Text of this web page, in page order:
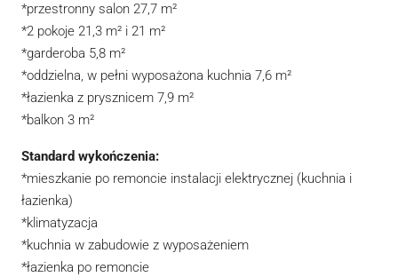
*przestronny salon 27,7 m²
*2 pokoje 21,3 m² i 21 m²
*garderoba 5,8 m²
*oddzielna, w pełni wyposażona kuchnia 7,6 m²
*łazienka z prysznicem 7,9 m²
*balkon 3 m²
Standard wykończenia:
*mieszkanie po remoncie instalacji elektrycznej (kuchnia i
łazienka)
*klimatyzacja
*kuchnia w zabudowie z wyposażeniem
*łazienka po remoncie